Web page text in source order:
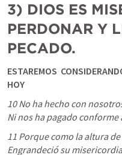
3) DIOS ES
PERDONAR Y
PECADO.
ESTAREMOS
HOY
10 No ha hecho con
Ni nos ha pagado conforme
11 Porque como la altura
Engrandeció su